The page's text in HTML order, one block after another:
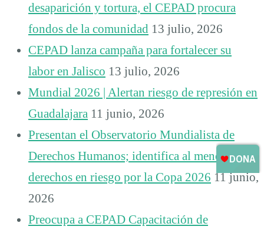
desaparición y tortura, el CEPAD procura
fondos de la comunidad 13 julio, 2026
CEPAD lanza campaña para fortalecer su
labor en Jalisco 13 julio, 2026
Mundial 2026 | Alertan riesgo de represión en
Guadalajara 11 junio, 2026
Presentan el Observatorio Mundialista de
Derechos Humanos; identifica al menos 15
derechos en riesgo por la Copa 2026 11 junio,
2026
Preocupa a CEPAD Capacitación de